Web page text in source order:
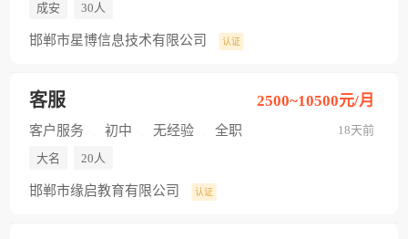
成安 30人
邯郸市星博信息技术有限公司 认证
客服
18天前
2500~10500元/月
客户服务 初中 无经验 全职
大名 20人
邯郸市缘启教育有限公司 认证